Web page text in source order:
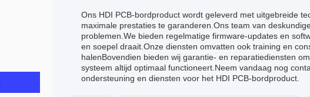
Ons HDI PCB-bordproduct wordt geleverd met uitgebreide
maximale prestaties te garanderen.Ons team van
problemen.We bieden regelmatige firmware-updates en
en soepel draait.Onze diensten omvatten ook training en
halenBovendien bieden wij garantie- en reparatiediensten
systeem altijd optimaal functioneert.Neem vandaag nog
ondersteuning en diensten voor het HDI PCB-bordproduct.